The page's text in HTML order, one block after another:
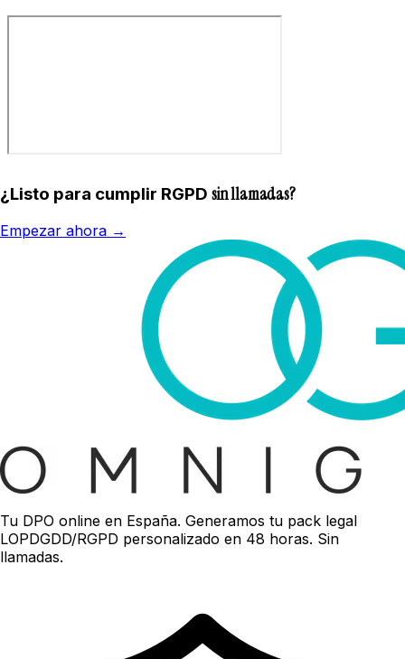
¿Listo para cumplir RGPD sin llamadas?
Empezar ahora →
Tu DPO online en España. Generamos tu pack legal
LOPDGDD/RGPD personalizado en 48 horas. Sin
llamadas.